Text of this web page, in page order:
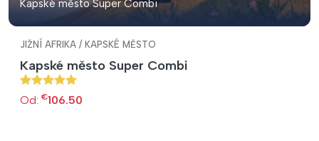
Kapské město Super Combi
JIŽNÍ AFRIKA / KAPSKÉ MĚSTO
Kapské město Super Combi
Od: €106.50